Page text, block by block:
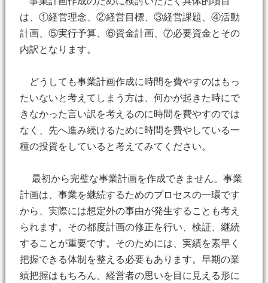
は、①経営理念、②経営目標、③経営課題、④活動
計画、⑤実行予算、⑥資金計画、⑦必要資金とその
内訳となります。
どうしても事業計画作成に時間を費やすのはもっ
たいないと考えてしまう方は、何かが起きた時にで
きなかった言い訳を考えるのに時間を費やすのでは
なく、先へ進み続けるために時間を費やしている一
種の投資をしていると考えてみてください。
最初から完璧な事業計画を作成できません。事業
計画は、事業を継続するためのプロセスの一環です
から、実際には想定外の事由が発生することも考え
られます。その都度計画の修正を行い、検証、継続
することが重要です。そのためには、実績を素早く
把握できる体制を整える必要もあります。早期の業
績把握はもちろん、経営者の思いを目に見える形に